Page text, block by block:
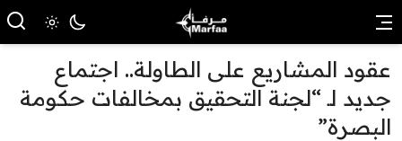
عقود المشاريع على الطاولة.. اجتماع
جديد لـ “لجنة التحقيق بمخالفات حكومة
البصرة”